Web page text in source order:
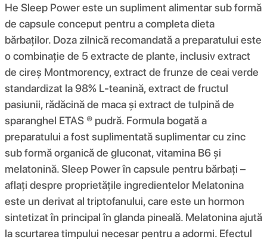
He Sleep Power este un supliment alimentar sub formă
de capsule conceput pentru a completa dieta
bărbaților. Doza zilnică recomandată a preparatului este
o combinație de 5 extracte de plante, inclusiv extract
de cireș Montmorency, extract de frunze de ceai verde
standardizat la 98% L-teanină, extract de fructul
pasiunii, rădăcină de maca și extract de tulpină de
sparanghel ETAS ® pudră. Formula bogată a
preparatului a fost suplimentată suplimentar cu zinc
sub formă organică de gluconat, vitamina B6 și
melatonină. Sleep Power în capsule pentru bărbați –
aflați despre proprietățile ingredientelor Melatonina
este un derivat al triptofanului, care este un hormon
sintetizat în principal în glanda pineală. Melatonina ajută
la scurtarea timpului necesar pentru a adormi. Efectul